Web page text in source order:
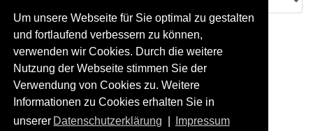
Um unsere Webseite für Sie optimal zu gestalten
und fortlaufend verbessern zu können,
verwenden wir Cookies. Durch die weitere
Nutzung der Webseite stimmen Sie der
Verwendung von Cookies zu. Weitere
Informationen zu Cookies erhalten Sie in
unserer Datenschutzerklärung Impressum
Gehe zu Monat
07 - 13 Oktober, 2024
Es wurden keine Events gefunden